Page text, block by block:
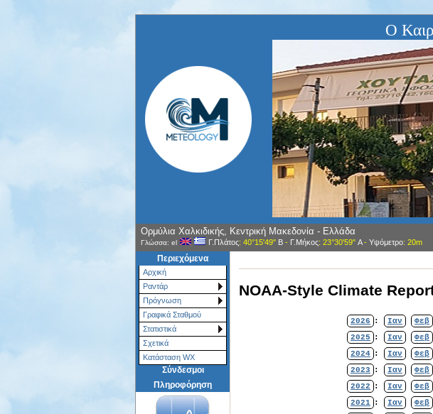
Ο
Ορμύλια Χαλκιδικής, Κεντρική Μακεδονία - Ελλάδα
Γλώσσα: el Γ.Πλάτος: 40°15'49" Β- Γ.Μήκος: 23°30'59" Α- Υψόμετρο: 20m
Περιεχόμενα
Αρχική
Ραντάρ
Πρόγνωση
Γραφικά Σταθμού
Στατιστικά
Σχετικά
Κατάσταση WX
Σύνδεσμοι
Πληροφόρηση
NOAA-Style Climate
2026
: Ιαν Φεβ
2025
: Ιαν Φεβ
2024 : Ιαν Φεβ
2023
: Ιαν Φεβ
2022
: Ιαν Φεβ
2021 : Ιαν Φεβ